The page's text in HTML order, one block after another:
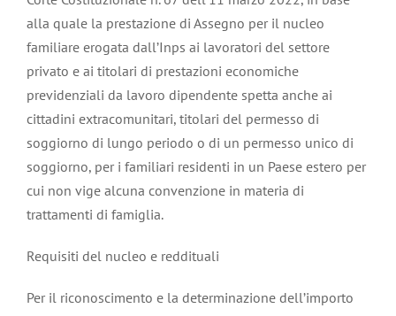
alla quale la prestazione di Assegno per il nucleo
familiare erogata dall’Inps ai lavoratori del settore
privato e ai titolari di prestazioni economiche
previdenziali da lavoro dipendente spetta anche ai
cittadini extracomunitari, titolari del permesso di
soggiorno di lungo periodo o di un permesso unico di
soggiorno, per i familiari residenti in un Paese estero per
cui non vige alcuna convenzione in materia di
trattamenti di famiglia.
Requisiti del nucleo e reddituali
Per il riconoscimento e la determinazione dell’importo